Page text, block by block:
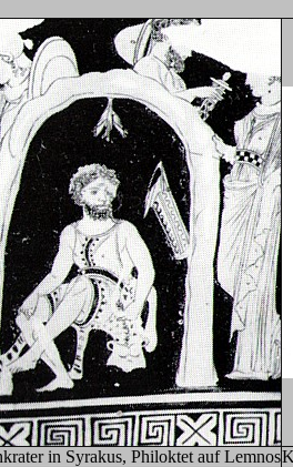
in Syrakus, Philoktet auf Lemnos